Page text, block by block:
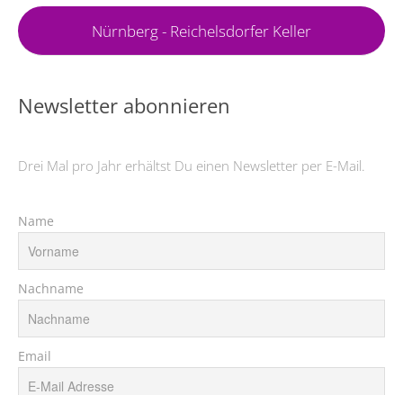
Nürnberg - Reichelsdorfer Keller
Newsletter abonnieren
Drei Mal pro Jahr erhältst Du einen Newsletter per E-Mail.
Name
Nachname
Email